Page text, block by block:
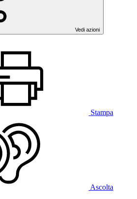
Vedi azioni
Stampa
Ascolta